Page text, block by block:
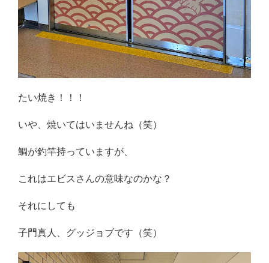
たい焼き！！！
いや、焼いてはいませんね（笑）
鯛が釣竿持っていますが、
これはエビスさんの意味なのかな？
それにしても
子門真人、グッジョブです（笑）